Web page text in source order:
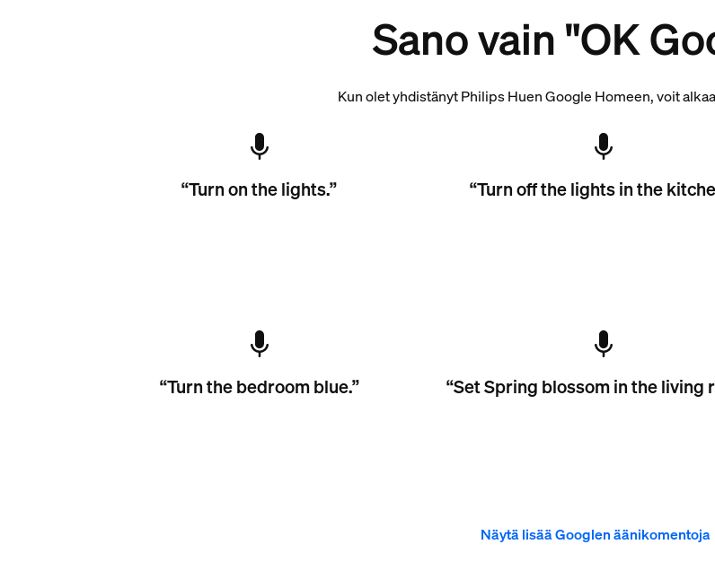
Sano vain "OK
Kun olet yhdistänyt Philips Huen Google Homeen, voit
“Turn on the lights.” “Turn off the lights in the
“Turn the bedroom blue.” “Set Spring blossom in the living
Näytä lisää Googlen äänikomentoja